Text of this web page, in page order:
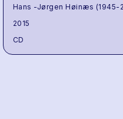
Hans -Jørgen Høinæs (1945-
2015
CD